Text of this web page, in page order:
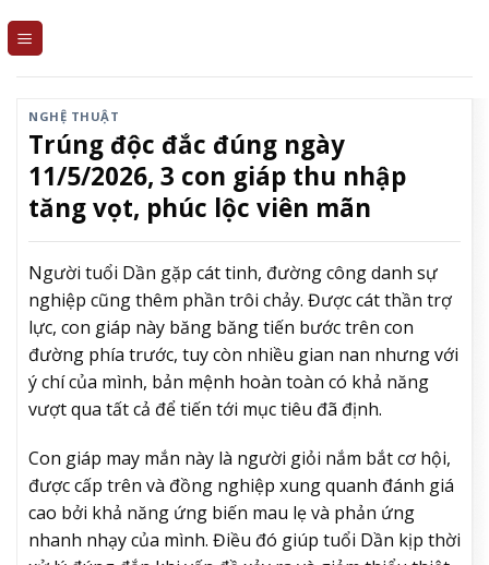
NGHỆ THUẬT
Trúng độc đắc đúng ngày
11/5/2026, 3 con giáp thu nhập
tăng vọt, phúc lộc viên mãn
Người tuổi Dần gặp cát tinh, đường công danh sự
nghiệp cũng thêm phần trôi chảy. Được cát thần trợ
lực, con giáp này băng băng tiến bước trên con
đường phía trước, tuy còn nhiều gian nan nhưng với
ý chí của mình, bản mệnh hoàn toàn có khả năng
vượt qua tất cả để tiến tới mục tiêu đã định.
Con giáp may mắn này là người giỏi nắm bắt cơ hội,
được cấp trên và đồng nghiệp xung quanh đánh giá
cao bởi khả năng ứng biến mau lẹ và phản ứng
nhanh nhạy của mình. Điều đó giúp tuổi Dần kịp thời